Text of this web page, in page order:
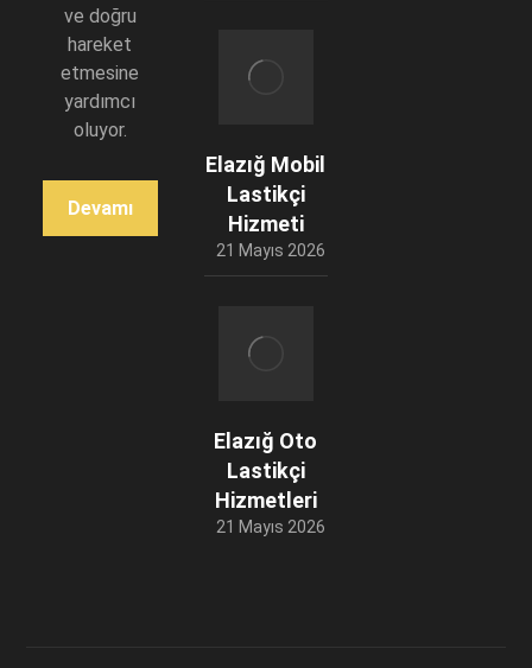
ve doğru
hareket
etmesine
yardımcı
oluyor.
Devamı
Elazığ Mobil
Lastikçi
Hizmeti
21 Mayıs 2026
Elazığ Oto
Lastikçi
Hizmetleri
21 Mayıs 2026